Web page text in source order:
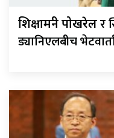
शिक्षामन्त्री पोखरेलर
ड्यानिएलबीच